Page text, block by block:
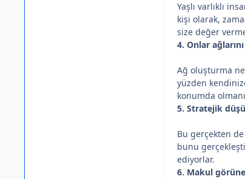
Yaşlı varlıklı
kişi olarak,
size değer
4. Onlar
Ağ oluşturma
yüzden
konumda
5. Stratejik
Bu gerçekten
bunu
ediyorlar.
6. Makul